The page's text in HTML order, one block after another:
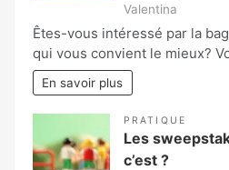
Valentina
Êtes-vous intéressé par la
qui vous convient le mieux?
En savoir plus
PRATIQUE
Les
c’est ?